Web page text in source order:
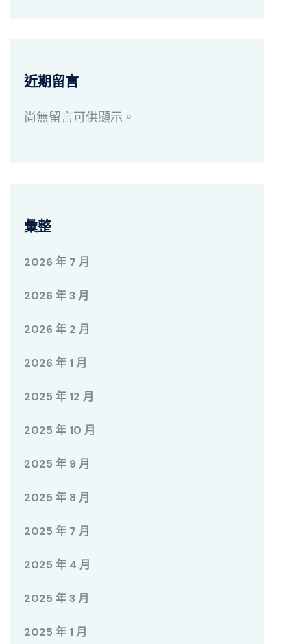
近期留言
尚無留言可供顯示。
彙整
2026 年 7 月
2026 年 3 月
2026 年 2 月
2026 年 1 月
2025 年 12 月
2025 年 10 月
2025 年 9 月
2025 年 8 月
2025 年 7 月
2025 年 4 月
2025 年 3 月
2025 年 1 月